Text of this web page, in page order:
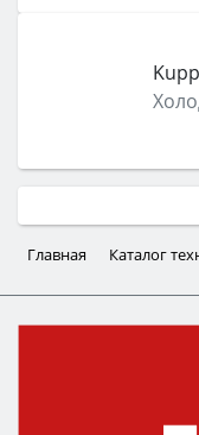
Главная Каталог